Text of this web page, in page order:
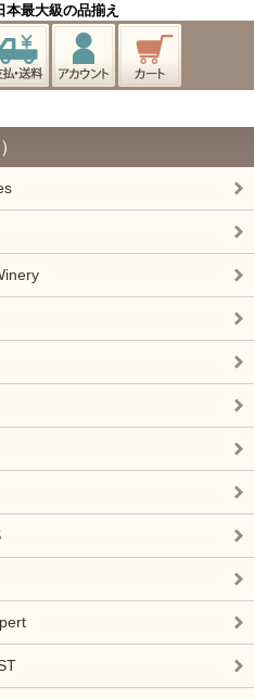
最大級の品揃え